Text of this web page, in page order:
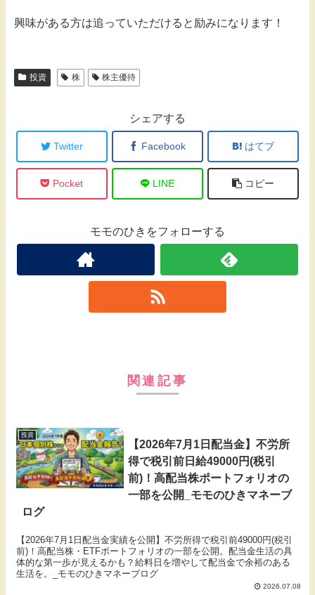
興味がある方は追っていただけると励みになります！
投資 株 株主優待
シェアする
Twitter Facebook はてブ
Pocket LINE コピー
モモのひきをフォローする
関連記事
投資
【2026年7月1日配当金】不労所
得で税引前日給49000円(税引
前)！高配当株ポートフォリオの
一部を公開_モモのひきマネーブ
ログ
【2026年7月1日配当金実績を公開】不労所得で税引前49000円(税引
前)！高配当株・ETFポートフォリオの一部を公開。配当金生活の具
体的な第一歩が見えるかも？給料日を増やして配当金で余裕のある
生活を。_モモのひきマネーブログ
2026.07.08